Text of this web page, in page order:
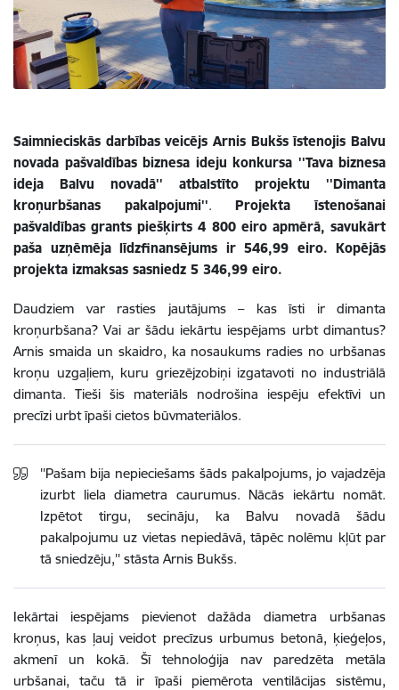
Saimnieciskās darbības veicējs Arnis Bukšs īstenojis Balvu
novada pašvaldības biznesa ideju konkursa ''Tava biznesa
ideja Balvu novadā'' atbalstīto projektu ''Dimanta
kroņurbšanas pakalpojumi''. Projekta īstenošanai
pašvaldības grants piešķirts 4 800 eiro apmērā, savukārt
paša uzņēmēja līdzfinansējums ir 546,99 eiro. Kopējās
projekta izmaksas sasniedz 5 346,99 eiro.
Daudziem var rasties jautājums – kas īsti ir dimanta
kroņurbšana? Vai ar šādu iekārtu iespējams urbt dimantus?
Arnis smaida un skaidro, ka nosaukums radies no urbšanas
kroņu uzgaļiem, kuru griezējzobiņi izgatavoti no industriālā
dimanta. Tieši šis materiāls nodrošina iespēju efektīvi un
precīzi urbt īpaši cietos būvmateriālos.
''Pašam bija nepieciešams šāds pakalpojums, jo vajadzēja
izurbt liela diametra caurumus. Nācās iekārtu nomāt.
Izpētot tirgu, secināju, ka Balvu novadā šādu
pakalpojumu uz vietas nepiedāvā, tāpēc nolēmu kļūt par
tā sniedzēju,'' stāsta Arnis Bukšs.
Iekārtai iespējams pievienot dažāda diametra urbšanas
kroņus, kas ļauj veidot precīzus urbumus betonā, ķieģeļos,
akmenī un kokā. Šī tehnoloģija nav paredzēta metāla
urbšanai, taču tā ir īpaši piemērota ventilācijas sistēmu,